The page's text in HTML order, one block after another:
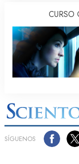
CURSO
SÍGUENOS